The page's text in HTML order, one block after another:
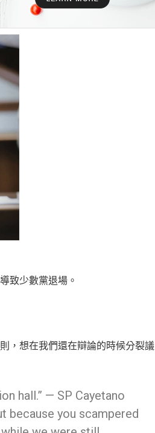
致少數黨退場。
，想在我們還在辯論的時候分裂議
hall.” — SP Cayetano
because you scampered